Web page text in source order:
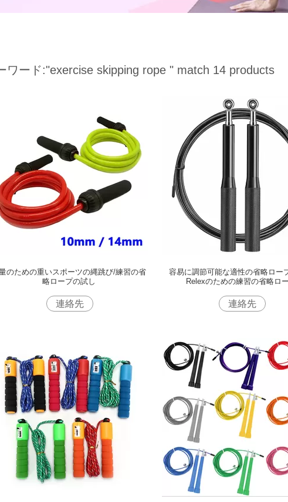
ワード:"exercise skipping rope " match 14 products
のための重いスポーツの縄跳び/練習の省
略ロープの試し
連絡先
容易に調節可能な適性の省略ロー
Relexのための練習の省略ロ
連絡先